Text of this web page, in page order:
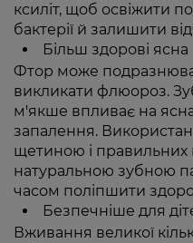
ксиліт, щоб освіжити
бактерії й залишити
Більш здорові ясна
Фтор може
викликати флюороз.
м'якше впливає на
запалення.
щетиною і правильних
натуральною зубною
часом поліпшити
Безпечніше для
Вживання великої